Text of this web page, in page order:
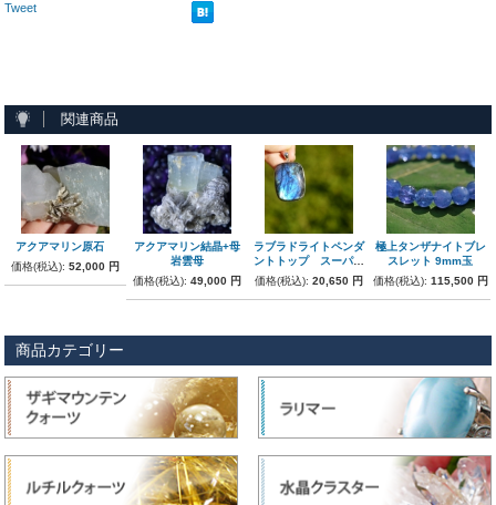
Tweet
関連商品
アクアマリン原石
価格(税込):52,000 円
アクアマリン結晶+母
岩雲母
価格(税込):49,000 円
ラブラドライトペンダ
ントトップ スーパー
ブルー
価格(税込): 20,650 円
極上タンザナイトブレ
スレット 9mm玉
価格(税込): 115,500 円
商品カテゴリー